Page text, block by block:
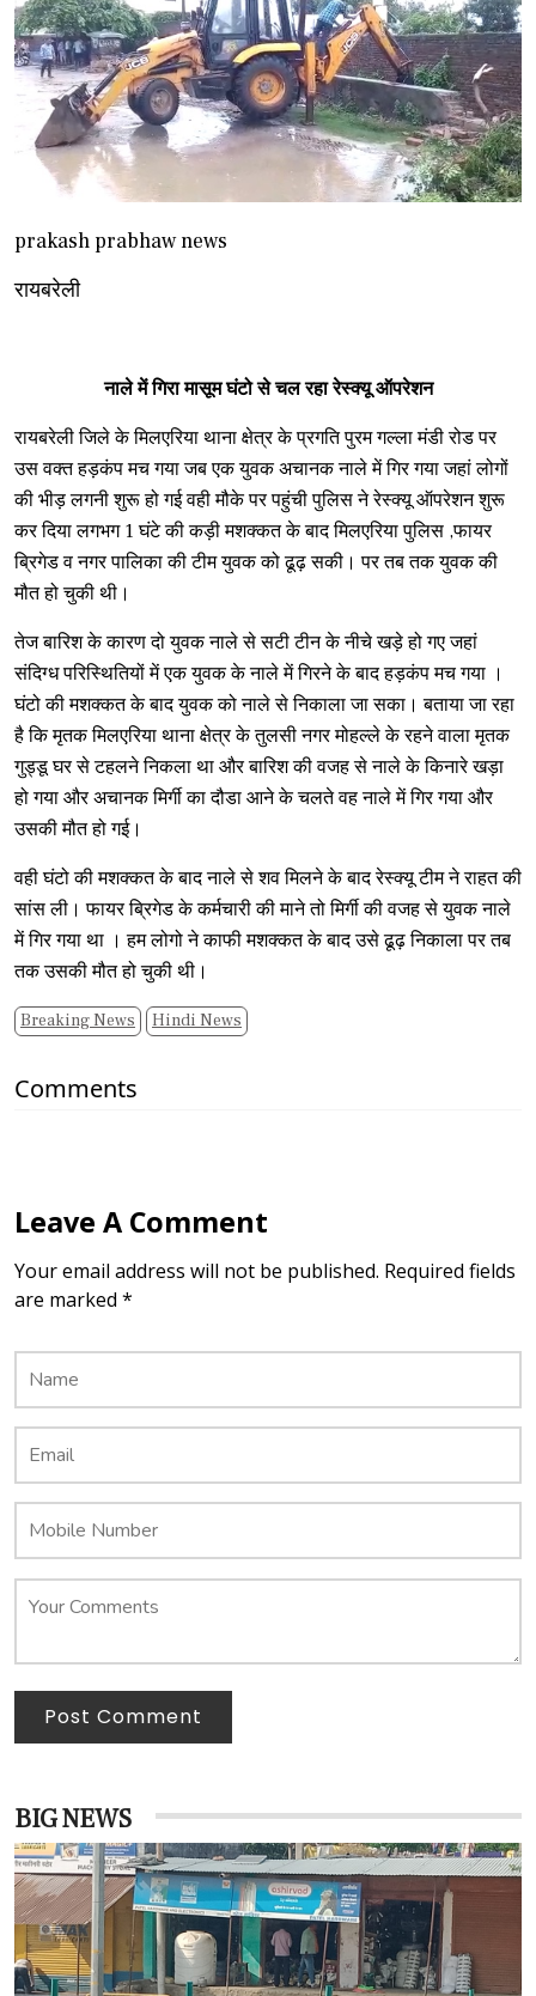
prakash prabhaw news
रायबरेली
नाले में गिरा मासूम घंटो से चल रहा रेस्क्यू ऑपरेशन
रायबरेली जिले के मिलएरिया थाना क्षेत्र के प्रगति पुरम गल्ला मंडी रोड पर
उस वक्त हड़कंप मच गया जब एक युवक अचानक नाले में गिर गया जहां लोगों
की भीड़ लगनी शुरू हो गई वही मौके पर पहुंची पुलिस ने रेस्क्यू ऑपरेशन शुरू
कर दिया लगभग 1 घंटे की कड़ी मशक्कत के बाद मिलएरिया पुलिस ,फायर
ब्रिगेड व नगर पालिका की टीम युवक को ढूढ़ सकी। पर तब तक युवक की
मौत हो चुकी थी।
तेज बारिश के कारण दो युवक नाले से सटी टीन के नीचे खड़े हो गए जहां
संदिग्ध परिस्थितियों में एक युवक के नाले में गिरने के बाद हड़कंप मच गया ।
घंटो की मशक्कत के बाद युवक को नाले से निकाला जा सका। बताया जा रहा
है कि मृतक मिलएरिया थाना क्षेत्र के तुलसी नगर मोहल्ले के रहने वाला मृतक
गुड्डू घर से टहलने निकला था और बारिश की वजह से नाले के किनारे खड़ा
हो गया और अचानक मिर्गी का दौडा आने के चलते वह नाले में गिर गया और
उसकी मौत हो गई।
वही घंटो की मशक्कत के बाद नाले से शव मिलने के बाद रेस्क्यू टीम ने राहत की
सांस ली। फायर ब्रिगेड के कर्मचारी की माने तो मिर्गी की वजह से युवक नाले
में गिर गया था । हम लोगो ने काफी मशक्कत के बाद उसे ढूढ़ निकाला पर तब
तक उसकी मौत हो चुकी थी।
Breaking News Hindi News
Comments
Leave A Comment
Your email address will not be published. Required fields
are marked *
Post Comment
BIG NEWS